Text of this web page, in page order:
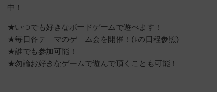
中！
★いつでも好きなボードゲームで遊べます！
★毎日各テーマのゲーム会を開催！(↓の日程参照)
★誰でも参加可能！
★勿論お好きなゲームで遊んで頂くことも可能！